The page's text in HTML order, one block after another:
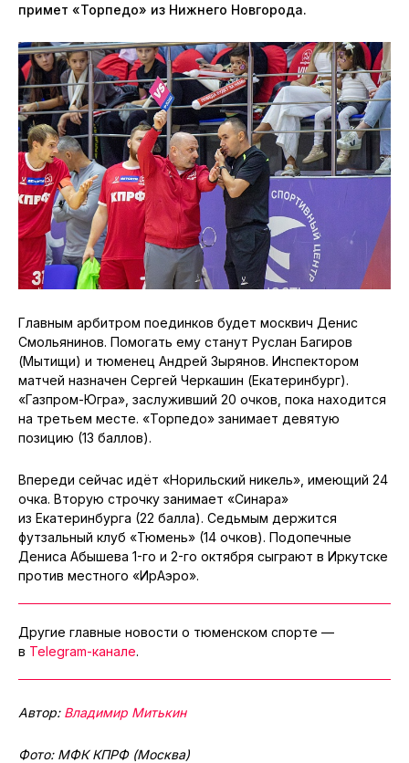
примет «Торпедо» из Нижнего Новгорода.
Главным арбитром поединков будет москвич Денис
Смольянинов. Помогать ему станут Руслан Багиров
(Мытищи) и тюменец Андрей Зырянов. Инспектором
матчей назначен Сергей Черкашин (Екатеринбург).
«Газпром-Югра», заслуживший 20 очков, пока находится
на третьем месте. «Торпедо» занимает девятую
позицию (13 баллов).
Впереди сейчас идёт «Норильский никель», имеющий 24
очка. Вторую строчку занимает «Синара»
из Екатеринбурга (22 балла). Седьмым держится
футзальный клуб «Тюмень» (14 очков). Подопечные
Дениса Абышева 1-го и 2-го октября сыграют в Иркутске
против местного «ИрАэро».
Другие главные новости о тюменском спорте —
в Telegram-канале.
Автор: Владимир Митькин
Фото: МФК КПРФ (Москва)